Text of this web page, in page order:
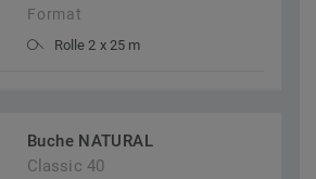
Format
Rolle 2 x 25 m
Buche NATURAL
Classic 40